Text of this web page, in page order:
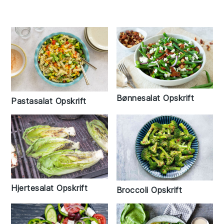
Pastasalat Opskrift Bønnesalat Opskrift
Hjertesalat Opskrift Broccoli Opskrift